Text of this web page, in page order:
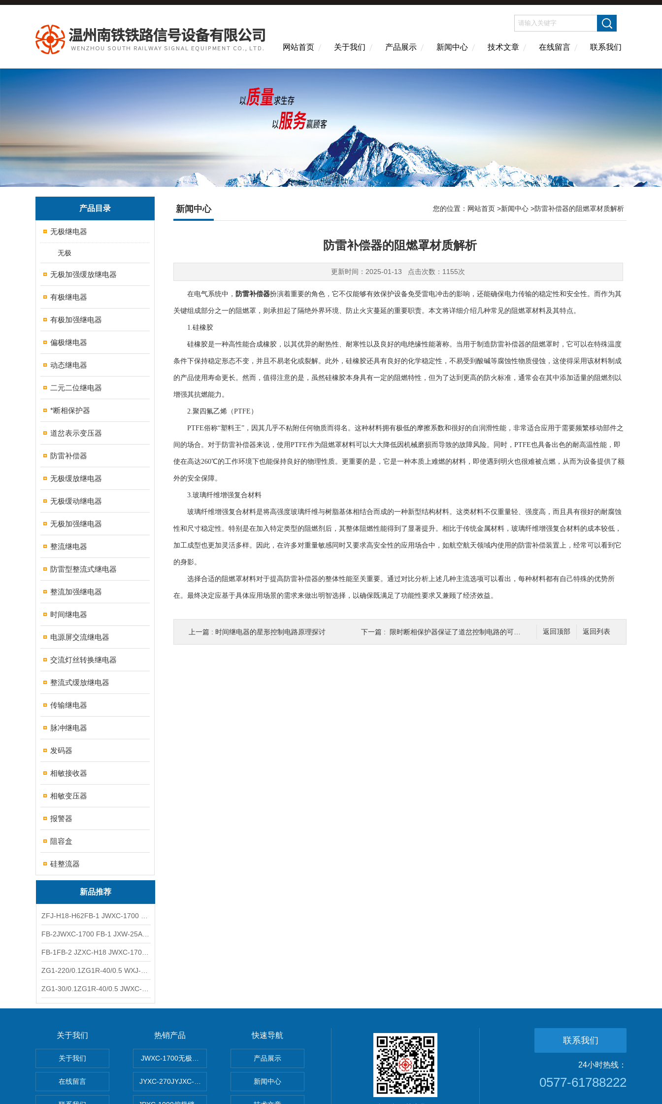
网站首页 关于我们 产品展示 新闻中心 技术文章 在线留言 联系我们
产品目录
无极继电器
无极
无极加强缓放继电器
有极继电器
有极加强继电器
偏极继电器
动态继电器
二元二位继电器
*断相保护器
道岔表示变压器
防雷补偿器
无极缓放继电器
无极缓动继电器
无极加强继电器
整流继电器
防雷型整流式继电器
整流加强继电器
时间继电器
电源屏交流继电器
交流灯丝转换继电器
整流式缓放继电器
传输继电器
脉冲继电器
发码器
相敏接收器
相敏变压器
报警器
阻容盒
硅整流器
新品推荐
新闻中心 您的位置： 网站首页 >新闻中心 >防雷补偿器的阻燃罩材质解析
防雷补偿器的阻燃罩材质解析
更新时间：2025-01-13 点击次数：1155次
在电气系统中， 防雷补偿器扮演着重要的角色，它不仅能够有效保护设备免受雷电冲击的影响，还能确保电力传输的稳定性和安全性。而作为其
关键组成部分之一的阻燃罩，则承担起了隔绝外界环境、防止火灾蔓延的重要职责。本文将详细介绍几种常见的阻燃罩材料及其特点。
1.硅橡胶
硅橡胶是一种高性能合成橡胶，以其优异的耐热性、耐寒性以及良好的电绝缘性能著称。当用于制造防雷补偿器的阻燃罩时，它可以在特殊温度
条件下保持稳定形态不变，并且不易老化或裂解。此外，硅橡胶还具有良好的化学稳定性，不易受到酸碱等腐蚀性物质侵蚀，这使得采用该材料制成
的产品使用寿命更长。然而，值得注意的是，虽然硅橡胶本身具有一定的阻燃特性，但为了达到更高的防火标准，通常会在其中添加适量的阻燃剂以
增强其抗燃能力。
2.聚四氟乙烯（PTFE）
PTFE俗称“塑料王”，因其几乎不粘附任何物质而得名。这种材料拥有极低的摩擦系数和很好的自润滑性能，非常适合应用于需要频繁移动部件之
间的场合。对于防雷补偿器来说，使用PTFE作为阻燃罩材料可以大大降低因机械磨损而导致的故障风险。同时，PTFE也具备出色的耐高温性能，即
使在高达260℃的工作环境下也能保持良好的物理性质。更重要的是，它是一种本质上难燃的材料，即使遇到明火也很难被点燃，从而为设备提供了额
外的安全保障。
3.玻璃纤维增强复合材料
玻璃纤维增强复合材料是将高强度玻璃纤维与树脂基体相结合而成的一种新型结构材料。这类材料不仅重量轻、强度高，而且具有很好的耐腐蚀
性和尺寸稳定性。特别是在加入特定类型的阻燃剂后，其整体阻燃性能得到了显著提升。相比于传统金属材料，玻璃纤维增强复合材料的成本较低，
加工成型也更加灵活多样。因此，在许多对重量敏感同时又要求高安全性的应用场合中，如航空航天领域内使用的防雷补偿装置上，经常可以看到它
的身影。
选择合适的阻燃罩材料对于提高防雷补偿器的整体性能至关重要。通过对比分析上述几种主流选项可以看出，每种材料都有自己特殊的优势所
在。最终决定应基于具体应用场景的需求来做出明智选择，以确保既满足了功能性要求又兼顾了经济效益。
返回列表
返回顶部
上一篇 : 时间继电器的星形控制电路原理探讨 下一篇 : 限时断相保护器保证了道岔控制电路的可靠性
关于我们
关于我们
在线留言
热销产品
JWXC-1700无极继电器
JYXC-270JYJXC-135/220 DBQ-S 有极继电器
快速导航
产品展示
新闻中心
联系我们
24小时热线：
0577-61788222